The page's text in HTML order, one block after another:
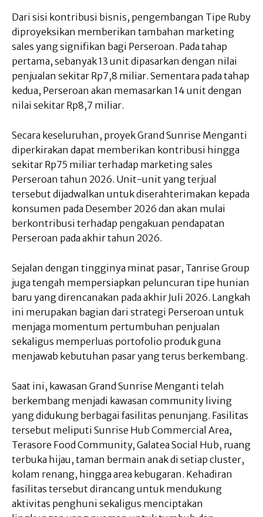
Dari sisi kontribusi bisnis, pengembangan Tipe Ruby
diproyeksikan memberikan tambahan marketing
sales yang signifikan bagi Perseroan. Pada tahap
pertama, sebanyak 13 unit dipasarkan dengan nilai
penjualan sekitar Rp7,8 miliar. Sementara pada tahap
kedua, Perseroan akan memasarkan 14 unit dengan
nilai sekitar Rp8,7 miliar.
Secara keseluruhan, proyek Grand Sunrise Menganti
diperkirakan dapat memberikan kontribusi hingga
sekitar Rp75 miliar terhadap marketing sales
Perseroan tahun 2026. Unit-unit yang terjual
tersebut dijadwalkan untuk diserahterimakan kepada
konsumen pada Desember 2026 dan akan mulai
berkontribusi terhadap pengakuan pendapatan
Perseroan pada akhir tahun 2026.
Sejalan dengan tingginya minat pasar, Tanrise Group
juga tengah mempersiapkan peluncuran tipe hunian
baru yang direncanakan pada akhir Juli 2026. Langkah
ini merupakan bagian dari strategi Perseroan untuk
menjaga momentum pertumbuhan penjualan
sekaligus memperluas portofolio produk guna
menjawab kebutuhan pasar yang terus berkembang.
Saat ini, kawasan Grand Sunrise Menganti telah
berkembang menjadi kawasan community living
yang didukung berbagai fasilitas penunjang. Fasilitas
tersebut meliputi Sunrise Hub Commercial Area,
Terasore Food Community, Galatea Social Hub, ruang
terbuka hijau, taman bermain anak di setiap cluster,
kolam renang, hingga area kebugaran. Kehadiran
fasilitas tersebut dirancang untuk mendukung
aktivitas penghuni sekaligus menciptakan